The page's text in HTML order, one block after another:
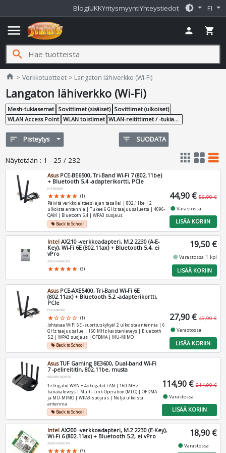
BlogiUKKYritysmyyntiYhteystiedot brightness_medium FI
menu person shopping_cart
search
home Jimms.fi
Verkkotuotteet Langaton lähiverkko (Wi-Fi)
Langaton lähiverkko (Wi-Fi)
Mesh-tukiasemat Sovittimet (sisäiset) Sovittimet (ulkoiset)
WLAN Access Point WLAN toistimet WLAN-reitittimet / -tukiasemat
sort Pisteytys filter_list SUODATA
Näytetään : 1 - 25 / 232 apps grid_view table_rows
AsusPCE-BE6500, Tri-Band Wi-Fi 7 (802.11be)
+ Bluetooth 5.4 -adapterikortti, PCIe
PCE-BE6500
star star star star star (1)
Päivitä verkkolaitteesi ajan tasalle! | 802.11be | 2
ulkoista antennia | Tukee 6 GHz taajuusaluetta | 4096-
QAM | Bluetooth 5.4 | WPA3 suojaus
local_offerBack to School
44,90 € 56,90 €
fiber_manual_recordVarastossa
LISÄÄ KORIIN
Intel AX210 -verkkoadapteri, M.2 2230 (A-E-
Key), Wi-Fi 6E (802.11ax) + Bluetooth 5.4, ei
vPro
AX210.NGWG.NV
star star star star star (3)
19,50 €
fiber_manual_recordVarastossa 1 kpl
LISÄÄ KORIIN
AsusPCE-AXE5400, Tri-Band Wi-Fi 6E
(802.11ax) + Bluetooth 5.2 -adapterikortti,
PCIe
PCE-AXE5400
star star_border star_border star_border star_border (1)
Johtavaa WiFi 6E -suorituskykyä! 2 ulkoista antennia | 6
GHz taajuusalue | 160 MHz kaistanleveys | Bluetooth
5.2 | WPA3 suojaus | OFDMA | MU-MIMO
local_offerBack to School
27,90 € 43,90 €
fiber_manual_recordVarastossa
LISÄÄ KORIIN
AsusTUF Gaming BE3600, Dual-band Wi-Fi
7 -pelireititin, 802.11be, musta
90IG0900-MO9C00
1× Gigabit WAN + 4× Gigabit LAN | 160 MHz
kanavaleveys | Multi-Link Operation (MLO) | OFDMA
ja MU-MIMO | WPA3-suojaus | Neljä ulkoista
antennia
local_offerBack to School
114,90 € 214,90 €
fiber_manual_recordVarastossa
LISÄÄ KORIIN
Intel AX200 -verkkoadapteri, M.2 2230 (E-Key),
Wi-Fi 6 (802.11ax) + Bluetooth 5.2, ei vPro
AX200.NGWG.NV
star star star star star (7)
18,90 €
fiber_manual_recordVarastossa